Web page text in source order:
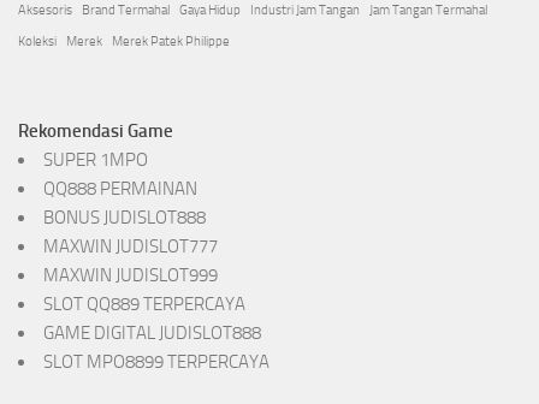
Aksesoris Brand Termahal Gaya Hidup Industri Jam Tangan
Jam Tangan Termahal
Koleksi
Merek Merek Patek Philippe
Rekomendasi Game
SUPER 1MPO
QQ888 PERMAINAN
BONUS JUDISLOT888
MAXWIN JUDISLOT777
MAXWIN JUDISLOT999
SLOT QQ889 TERPERCAYA
GAME DIGITAL JUDISLOT888
SLOT MPO8899 TERPERCAYA